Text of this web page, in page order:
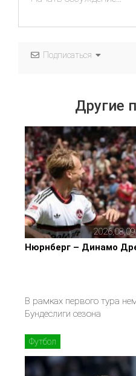
Подписаться
Другие
Нюрнберг – Динамо
В рамках первого тура
Бундеслиги сезона
Футбол